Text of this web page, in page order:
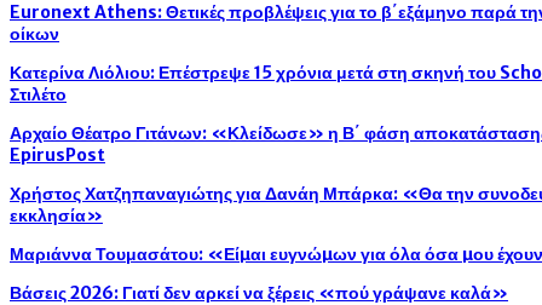
Euronext Athens: Θετικές προβλέψεις για το β΄εξάμηνο παρά
οίκων
Κατερίνα Λιόλιου: Επέστρεψε 15 χρόνια μετά στη σκηνή του
Στιλέτο
Αρχαίο Θέατρο Γιτάνων: «Κλείδωσε» η Β΄ φάση
EpirusPost
Χρήστος Χατζηπαναγιώτης για Δανάη Μπάρκα: «Θα την
εκκλησία»
Μαριάννα Τουμασάτου: «Είµαι ευγνώµων για όλα όσα µου
Βάσεις 2026: Γιατί δεν αρκεί να ξέρεις «πού γράψανε καλά»